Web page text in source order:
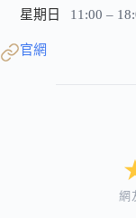
星期日
11:00 –
官網
網